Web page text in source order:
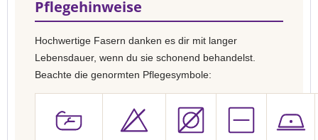
Pflegehinweise
Hochwertige Fasern danken es dir mit langer
Lebensdauer, wenn du sie schonend behandelst.
Beachte die genormten Pflegesymbole: